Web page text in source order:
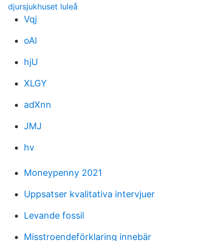
djursjukhuset luleå
Vqj
oAl
hjU
XLGY
adXnn
JMJ
hv
Moneypenny 2021
Uppsatser kvalitativa intervjuer
Levande fossil
Misstroendeförklaring innebär